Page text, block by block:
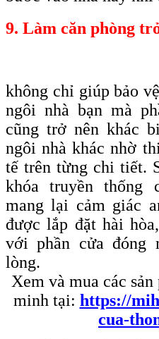
9. Làm căn phòng
không chỉ giúp bảo
ngôi nhà bạn mà
cũng trở nên khác
ngôi nhà khác nhờ
tế trên từng chi tiết.
khóa truyền thống
mang lại cảm giác
được lắp đặt hài
với phần cửa đóng
lòng.
Xem và mua các
minh tại: https://
cua-